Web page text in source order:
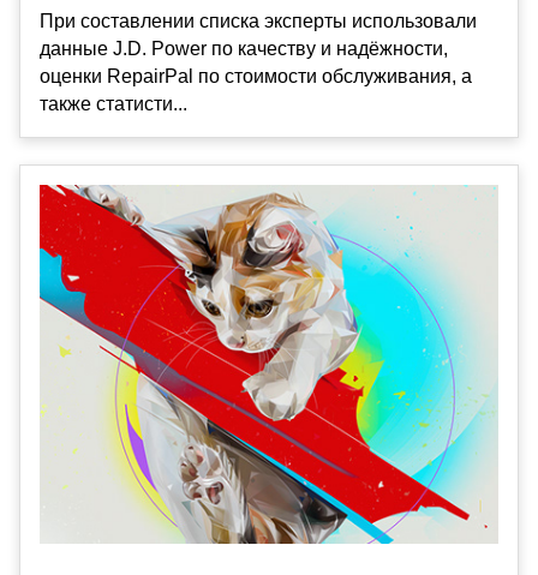
При составлении списка эксперты использовали
данные J.D. Power по качеству и надёжности,
оценки RepairPal по стоимости обслуживания, а
также статисти...